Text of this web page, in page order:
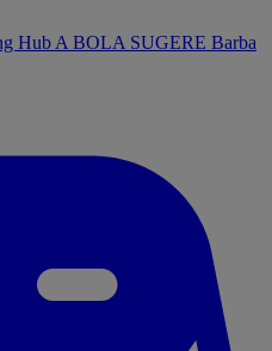
Hub A BOLA SUGERE Barba